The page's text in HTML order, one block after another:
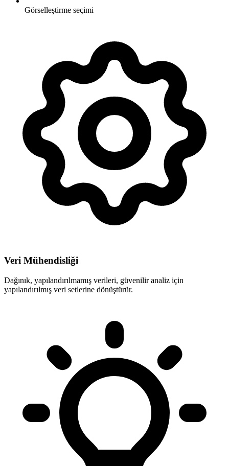
Görselleştirme seçimi
Veri Mühendisliği
Dağınık, yapılandırılmamış verileri, güvenilir analiz için
yapılandırılmış veri setlerine dönüştürür.